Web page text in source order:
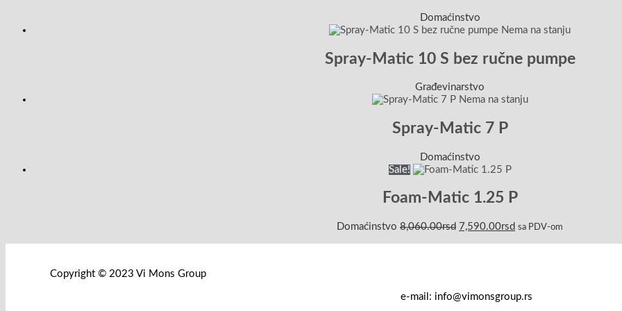
Domaćinstvo
Nema na stanju
Spray-Matic 10 S bez ručne pumpe
Građevinarstvo
Nema na stanju
Spray-Matic 7 P
Domaćinstvo
Sale!
Foam-Matic 1.25 P
Domaćinstvo 8,060.00rsd 7,590.00rsd sa PDV-om
Copyright © 2023 Vi Mons Group
e-mail: info@vimonsgroup.rs